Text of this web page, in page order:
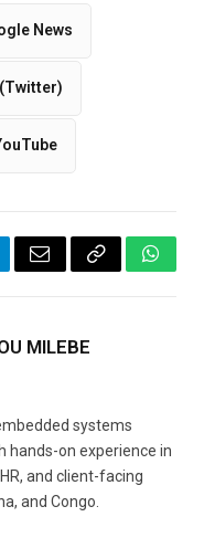
News
Email Copy
MILEBE
systems
hands-on experience in
and client-facing
and Congo.